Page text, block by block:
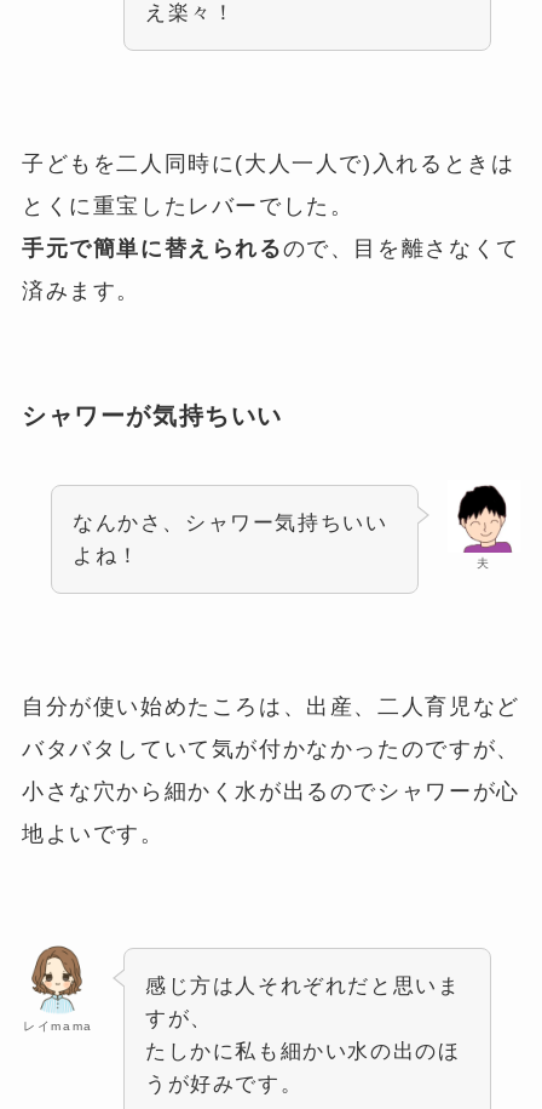
え楽々！
子どもを二人同時に(大人一人で)入れるときは
とくに重宝したレバーでした。
手元で簡単に替えられるので、目を離さなくて
済みます。
シャワーが気持ちいい
夫
なんかさ、シャワー気持ちいい
よね！
自分が使い始めたころは、出産、二人育児など
バタバタしていて気が付かなかったのですが、
小さな穴から細かく水が出るのでシャワーが心
地よいです。
レイmama
感じ方は人それぞれだと思いま
すが、
たしかに私も細かい水の出のほ
うが好みです。